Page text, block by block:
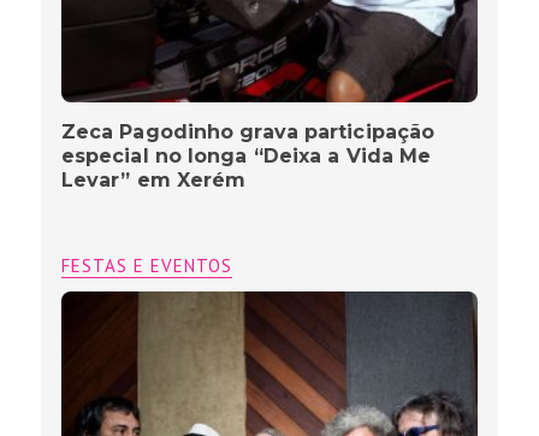
Zeca Pagodinho grava participação
especial no longa “Deixa a Vida Me
Levar” em Xerém
FESTAS E EVENTOS